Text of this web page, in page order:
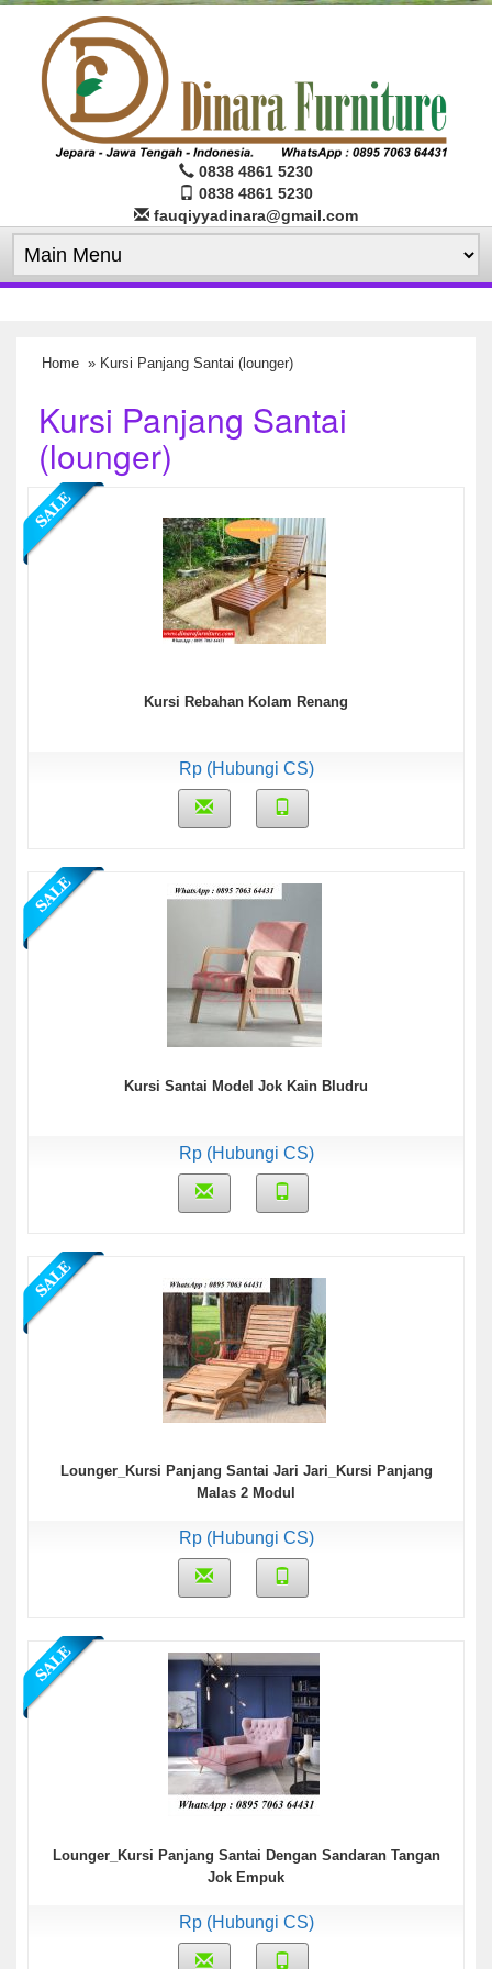
0838 4861 5230
0838 4861 5230
fauqiyyadinara@gmail.com
Home » Kursi Panjang Santai (lounger)
Kursi Panjang Santai
(lounger)
Kursi Rebahan Kolam Renang
Rp (Hubungi CS)
Kursi Santai Model Jok Kain Bludru
Rp (Hubungi CS)
Lounger_Kursi Panjang Santai Jari Jari_Kursi Panjang
Malas 2 Modul
Rp (Hubungi CS)
Lounger_Kursi Panjang Santai Dengan Sandaran Tangan
Jok Empuk
Rp (Hubungi CS)